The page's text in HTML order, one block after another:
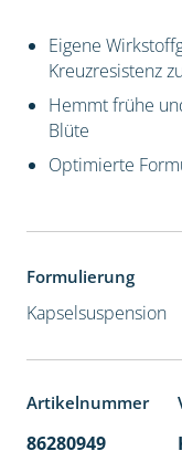
Eigene
Kreuzresistenz
Hemmt frühe
Blüte
Optimierte
Formulierung
Kapselsuspension
Artikelnummer
86280949